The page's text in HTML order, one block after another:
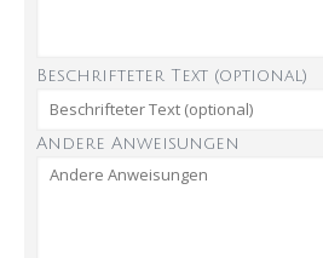
Beschrifteter Text (optional)
Andere Anweisungen